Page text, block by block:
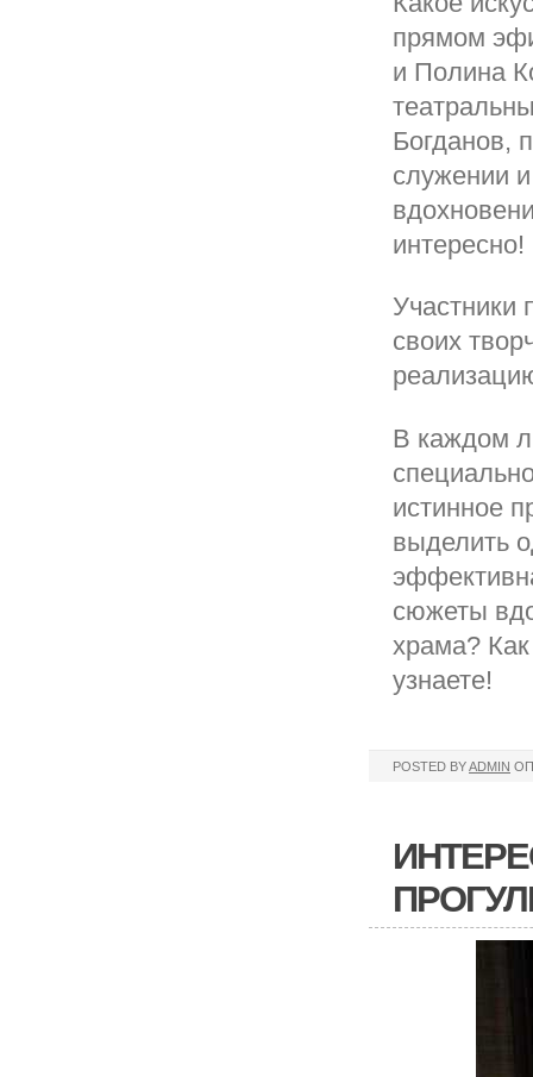
прямом
и Полина
Богданов,
служении
интересно!
Участники
своих
В каждом
истинное
выделить
сюжеты
храма? Как
узнаете!
POSTED BYADMIN